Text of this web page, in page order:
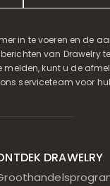
in te voeren en de
van Drawelry
melden, kunt u de
serviceteam voor
DRAWELRY